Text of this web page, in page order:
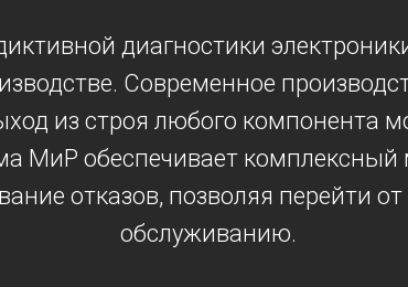
диагностики
Современное
из строя любого компонента
МиР обеспечивает комплексный
отказов, позволяя перейти
обслуживанию.